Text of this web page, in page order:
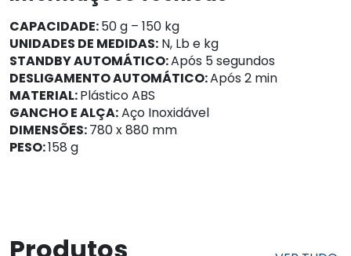
CAPACIDADE:50 g – 150 kg
UNIDADES DE MEDIDAS: N, Lb e kg
STANDBY AUTOMÁTICO:Após 5 segundos
DESLIGAMENTO AUTOMÁTICO:Após 2 min
MATERIAL:Plástico ABS
GANCHO E ALÇA:Aço Inoxidável
DIMENSÕES:780 x 880 mm
PESO:158 g